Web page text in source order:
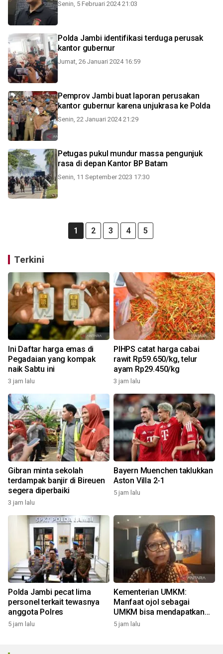
Senin, 5 Februari 2024 21:03
Polda Jambi identifikasi terduga perusak
kantor gubernur
Jumat, 26 Januari 2024 16:59
Pemprov Jambi buat laporan perusakan
kantor gubernur karena unjukrasa ke Polda
Senin, 22 Januari 2024 21:29
Petugas pukul mundur massa pengunjuk
rasa di depan Kantor BP Batam
Senin, 11 September 2023 17:30
1 2 3 4 5
Terkini
Ini Daftar harga emas di
Pegadaian yang kompak
naik Sabtu ini
3 jam lalu
PIHPS catat harga cabai
rawit Rp59.650/kg, telur
ayam Rp29.450/kg
3 jam lalu
Gibran minta sekolah
terdampak banjir di Bireuen
segera diperbaiki
3 jam lalu
Bayern Muenchen taklukkan
Aston Villa 2-1
5 jam lalu
Polda Jambi pecat lima
personel terkait tewasnya
anggota Polres
5 jam lalu
Kementerian UMKM:
Manfaat ojol sebagai
UMKM bisa mendapatkan
KUR
5 jam lalu